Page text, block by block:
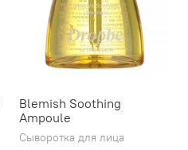
Blemish Soothing
Ampoule
Сыворотка для лица